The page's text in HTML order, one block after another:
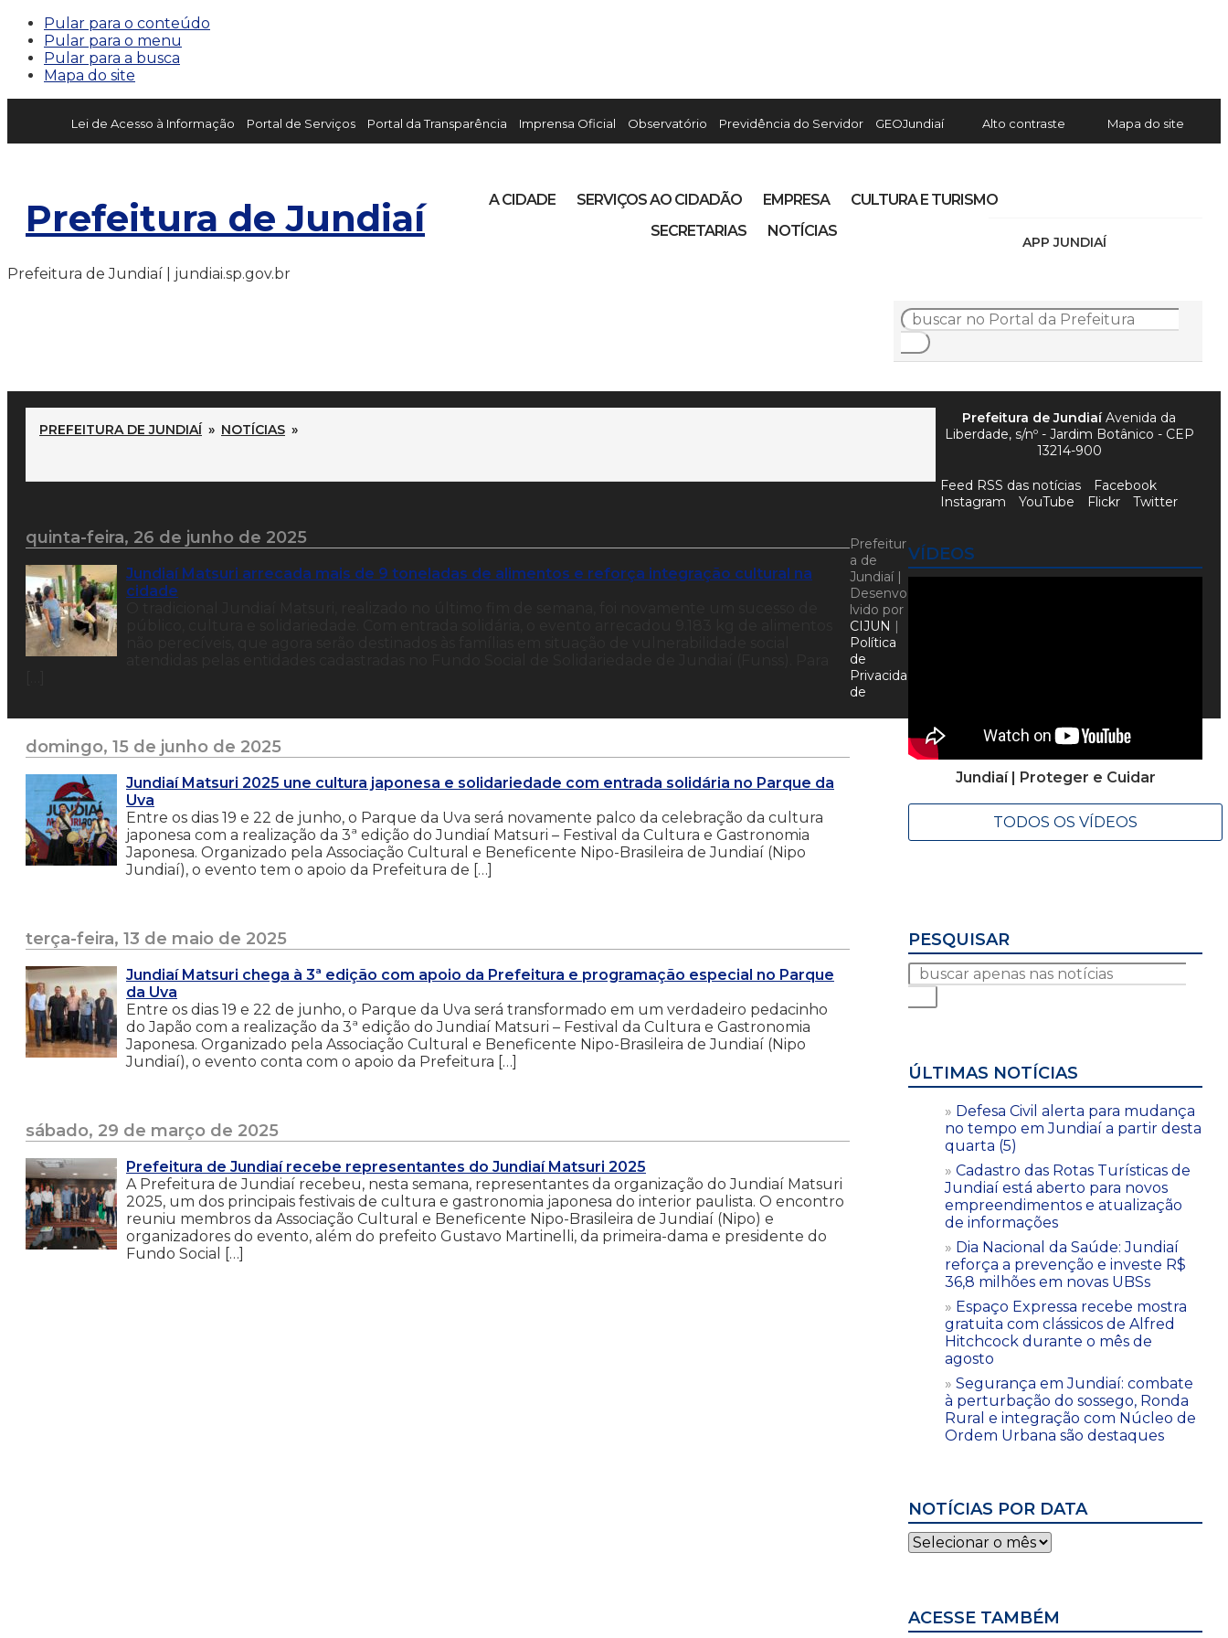
Pular para o conteúdo
Pular para o menu
Pular para a busca
Mapa do site
Lei de Acesso à Informação Portal de Serviços Portal da Transparência Imprensa Oficial Observatório Previdência do Servidor GEOJundiaí Alto contraste Mapa do site
Prefeitura de Jundiaí
APP JUNDIAÍ
A CIDADE SERVIÇOS AO CIDADÃO EMPRESA
CULTURA E TURISMO
SECRETARIAS
NOTÍCIAS
Prefeitura de Jundiaí | jundiai.sp.gov.br
PREFEITURA DE JUNDIAÍ » NOTÍCIAS »
quinta-feira, 26 de junho de 2025
Jundiaí Matsuri arrecada mais de 9 toneladas de alimentos e reforça integração cultural na
cidade
domingo, 15 de junho de 2025
Jundiaí Matsuri 2025 une cultura japonesa e solidariedade com entrada solidária no Parque da
Uva
Entre os dias 19 e 22 de junho, o Parque da Uva será novamente palco da celebração da cultura
japonesa com a realização da 3ª edição do Jundiaí Matsuri – Festival da Cultura e Gastronomia
Japonesa. Organizado pela Associação Cultural e Beneficente Nipo-Brasileira de Jundiaí (Nipo
Jundiaí), o evento tem o apoio da Prefeitura de […]
terça-feira, 13 de maio de 2025
Jundiaí Matsuri chega à 3ª edição com apoio da Prefeitura e programação especial no Parque
da Uva
Entre os dias 19 e 22 de junho, o Parque da Uva será transformado em um verdadeiro pedacinho
do Japão com a realização da 3ª edição do Jundiaí Matsuri – Festival da Cultura e Gastronomia
Japonesa. Organizado pela Associação Cultural e Beneficente Nipo-Brasileira de Jundiaí (Nipo
Jundiaí), o evento conta com o apoio da Prefeitura […]
sábado, 29 de março de 2025
Prefeitura de Jundiaí recebe representantes do Jundiaí Matsuri 2025
A Prefeitura de Jundiaí recebeu, nesta semana, representantes da organização do Jundiaí Matsuri
2025, um dos principais festivais de cultura e gastronomia japonesa do interior paulista. O encontro
reuniu membros da Associação Cultural e Beneficente Nipo-Brasileira de Jundiaí (Nipo) e
organizadores do evento, além do prefeito Gustavo Martinelli, da primeira-dama e presidente do
Fundo Social […]
VÍDEOS
Jundiaí | Proteger e Cuidar
TODOS OS VÍDEOS
PESQUISAR
ÚLTIMAS NOTÍCIAS
Defesa Civil alerta para mudança
no tempo em Jundiaí a partir desta
quarta (5)
Cadastro das Rotas Turísticas de
Jundiaí está aberto para novos
empreendimentos e atualização
de informações
Dia Nacional da Saúde: Jundiaí
reforça a prevenção e investe R$
36,8 milhões em novas UBSs
Espaço Expressa recebe mostra
gratuita com clássicos de Alfred
Hitchcock durante o mês de
agosto
Segurança em Jundiaí: combate
à perturbação do sossego, Ronda
Rural e integração com Núcleo de
Ordem Urbana são destaques
NOTÍCIAS POR DATA
Notícias
por
ACESSE TAMBÉM
Prefeitura de JundiaíAvenida da
Liberdade, s/nº - Jardim Botânico - CEP
13214-900
Feed RSS das notícias
Facebook
Instagram
YouTube Flickr Twitter
Prefeitur
a de
Jundiaí |
Desenvo
lvido por
CIJUN |
Política
de
Privacida
de